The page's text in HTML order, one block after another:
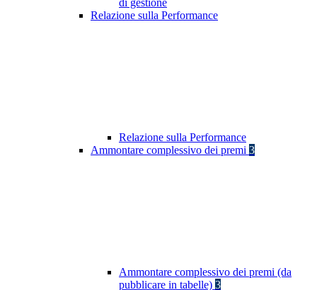
di gestione
Relazione sulla Performance
Relazione sulla Performance
Ammontare complessivo dei premi 3
Ammontare complessivo dei premi (da
pubblicare in tabelle) 3